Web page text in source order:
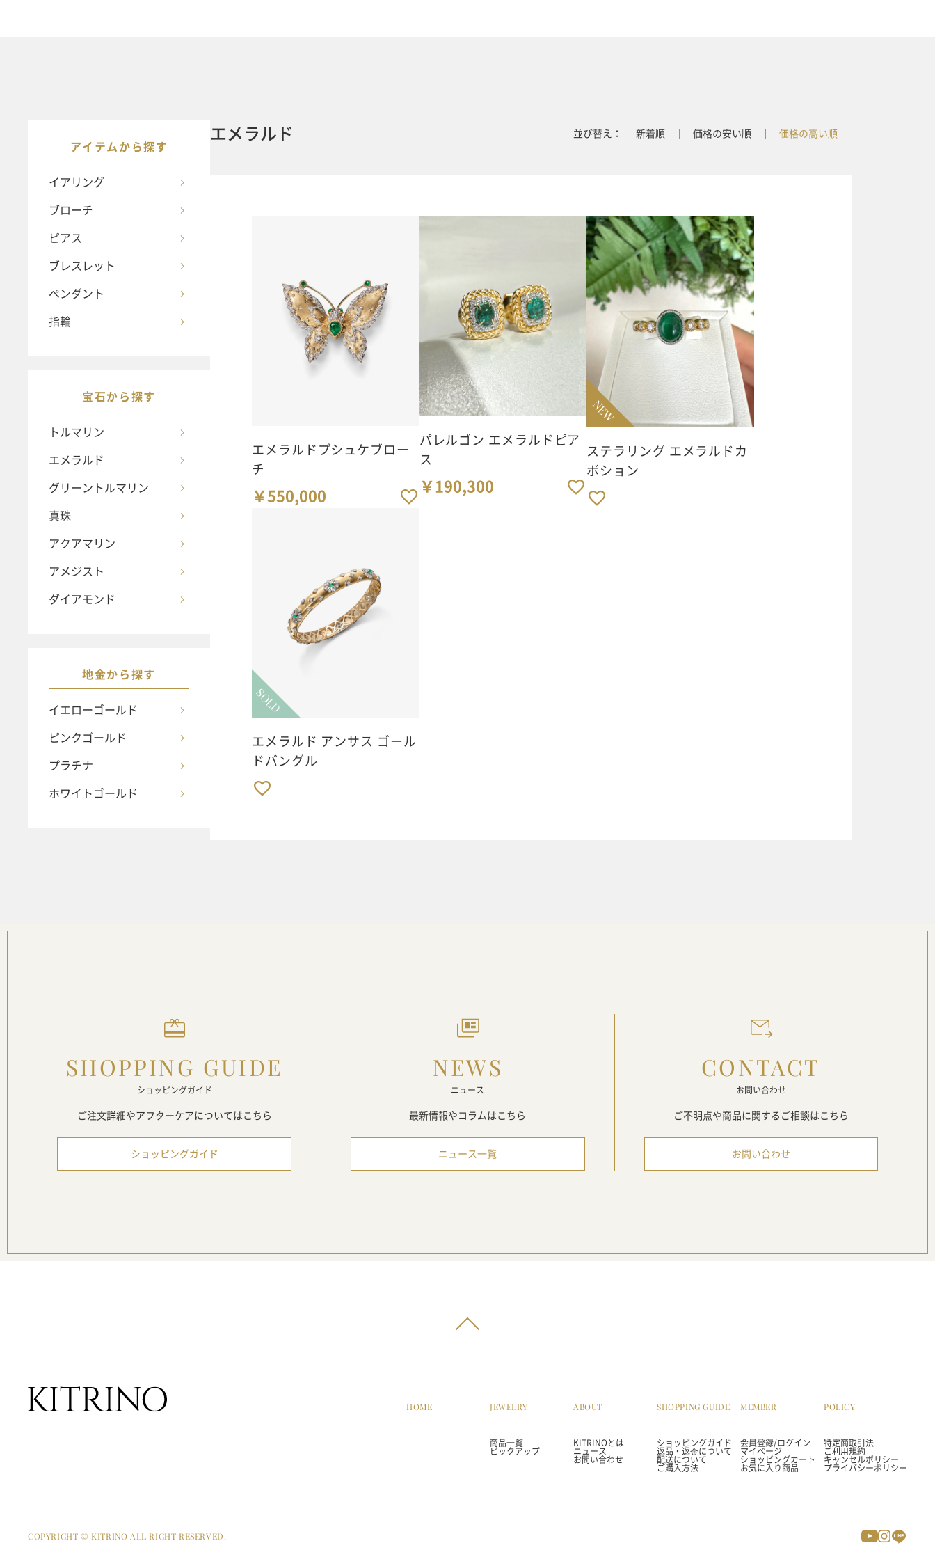
アイテムから探す
イアリング
ブローチ
ピアス
ブレスレット
ペンダント
指輪
宝石から探す
トルマリン
エメラルド
グリーントルマリン
真珠
アクアマリン
アメジスト
ダイアモンド
地金から探す
イエローゴールド
ピンクゴールド
プラチナ
ホワイトゴールド
エメラルド 並び替え： 新着順 価格の安い順 価格の高い順
エメラルドプシュケブロー
チ
￥550,000
パレルゴン エメラルドピア
ス
￥190,300
NEW
ステラリング エメラルドカ
ボション
SOLD
エメラルド アンサス ゴール
ドバングル
SHOPPING GUIDE
ショッピングガイド
ご注文詳細やアフターケアに ついてはこちら
ショッピングガイド
NEWS
ニュース
最新情報や コラムはこちら
ニュース一覧
CONTACT
お問い合わせ
ご不明点や商品に関する ご相談はこちら
お問い合わせ
HOME JEWELRY
商品一覧
ピックアップ
ABOUT
KITRINOとは
ニュース
お問い合わせ
SHOPPING GUIDE
ショッピングガイド
返品・返⾦について
配送について
ご購入方法
MEMBER
会員登録/ログイン
マイページ
ショッピングカート
お気に入り商品
POLICY
特定商取引法
ご利用規約
キャンセルポリシー
プライバシーポリシー
COPYRIGHT © KITRINO ALL RIGHT RESERVED.